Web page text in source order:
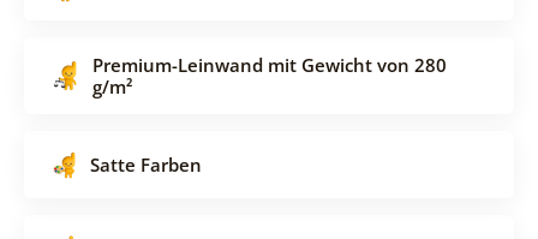
Premium-Leinwand mit Gewicht von 280
g/m²
Satte Farben